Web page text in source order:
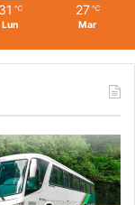
31 ℃
Lun
27 ℃
Mar